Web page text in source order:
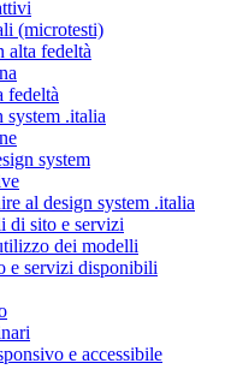
(microtesti)
alta fedeltà
fedeltà
system .italia
system
al design system .italia
di sito e servizi
dei modelli
e servizi disponibili
e accessibile